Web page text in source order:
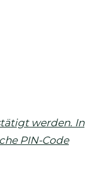
werden. In
PIN-Code